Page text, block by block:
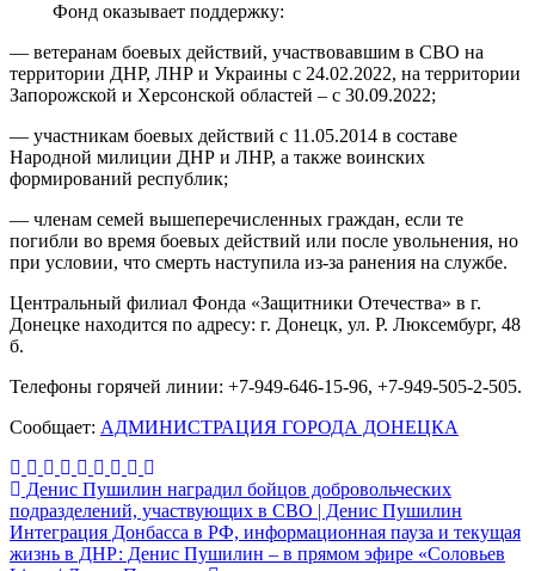
Фонд оказывает поддержку:
— ветеранам боевых действий, участвовавшим в СВО на
территории ДНР, ЛНР и Украины с 24.02.2022, на территории
Запорожской и Херсонской областей – с 30.09.2022;
— участникам боевых действий с 11.05.2014 в составе
Народной милиции ДНР и ЛНР, а также воинских
формирований республик;
— членам семей вышеперечисленных граждан, если те
погибли во время боевых действий или после увольнения, но
при условии, что смерть наступила из-за ранения на службе.
Центральный филиал Фонда «Защитники Отечества» в г.
Донецке находится по адресу: г. Донецк, ул. Р. Люксембург, 48
б.
Телефоны горячей линии: +7-949-646-15-96, +7-949-505-2-505.
Сообщает: АДМИНИСТРАЦИЯ ГОРОДА ДОНЕЦКА
Навигация
по
записям
Денис Пушилин наградил бойцов добровольческих
подразделений, участвующих в СВО | Денис Пушилин
Интеграция Донбасса в РФ, информационная пауза и текущая
жизнь в ДНР: Денис Пушилин – в прямом эфире «Соловьев